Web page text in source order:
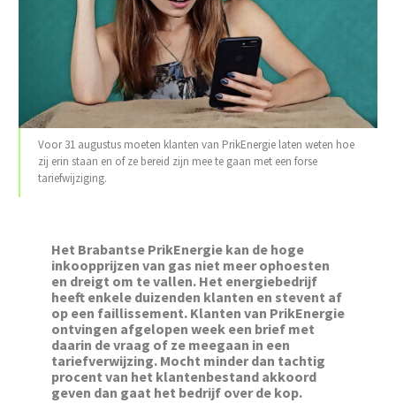
Voor 31 augustus moeten klanten van PrikEnergie laten weten hoe
zij erin staan en of ze bereid zijn mee te gaan met een forse
tariefwijziging.
Het Brabantse PrikEnergie kan de hoge
inkoopprijzen van gas niet meer ophoesten
en dreigt om te vallen. Het energiebedrijf
heeft enkele duizenden klanten en stevent af
op een faillissement. Klanten van PrikEnergie
ontvingen afgelopen week een brief met
daarin de vraag of ze meegaan in een
tariefverwijzing. Mocht minder dan tachtig
procent van het klantenbestand akkoord
geven dan gaat het bedrijf over de kop.